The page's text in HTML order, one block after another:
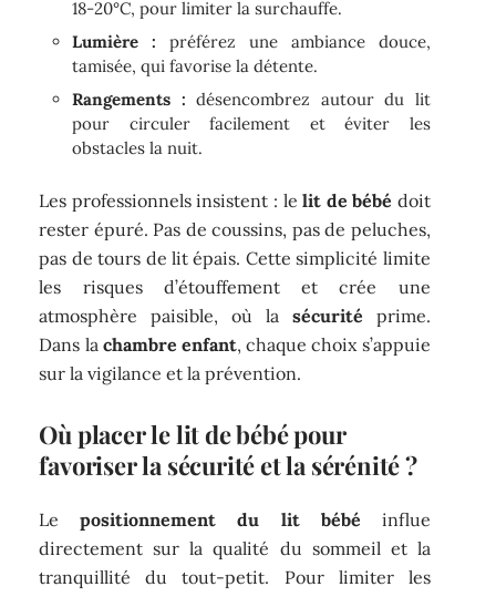
18-20°C, pour limiter la surchauffe.
Lumière : préférez une ambiance douce,
tamisée, qui favorise la détente.
Rangements : désencombrez autour du lit
pour circuler facilement et éviter les
obstacles la nuit.
Les professionnels insistent : lelit de bébé doit
rester épuré. Pas de coussins, pas de peluches,
pas de tours de lit épais. Cette simplicité limite
les risques d’étouffement et crée une
atmosphère paisible, où la sécurité prime.
Dans la chambre enfant, chaque choix s’appuie
sur la vigilance et la prévention.
Où placer le lit de bébé pour
favoriser la sécurité et la sérénité ?
Lepositionnement du lit bébé influe
directement sur la qualité du sommeil et la
tranquillité du tout-petit. Pour limiter les